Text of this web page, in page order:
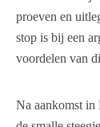
proeven en
stop is bij een
voordelen van
Na aankomst in